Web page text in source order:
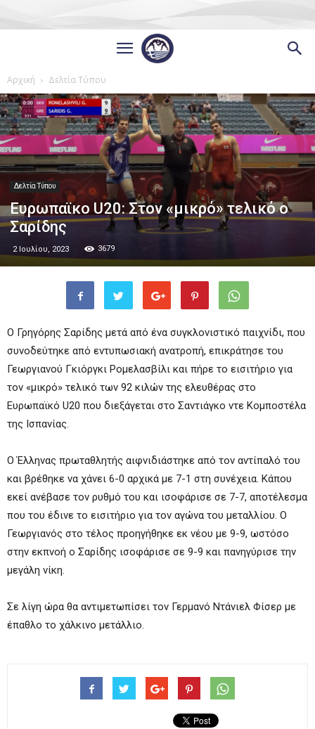
Αρχική Δελτία Τύπου
Δελτία Τύπου
Ευρωπαϊκο U20: Στον «μικρό» τελικό ο
Σαρίδης
2 Ιουλίου, 2023 3679
Ο Γρηγόρης Σαρίδης μετά από ένα συγκλονιστικό παιχνίδι, που
συνοδεύτηκε από εντυπωσιακή ανατροπή, επικράτησε του
Γεωργιανού Γκιόργκι Ρομελασβίλι και πήρε το εισιτήριο για
τον «μικρό» τελικό των 92 κιλών της ελευθέρας στο
Ευρωπαϊκό U20 που διεξάγεται στο Σαντιάγκο ντε Κομποστέλα
της Ισπανίας.
Ο Έλληνας πρωταθλητής αιφνιδιάστηκε από τον αντίπαλό του
και βρέθηκε να χάνει 6-0 αρχικά με 7-1 στη συνέχεια. Κάπου
εκεί ανέβασε τον ρυθμό του και ισοφάρισε σε 7-7, αποτέλεσμα
που του έδινε το εισιτήριο για τον αγώνα του μεταλλίου. Ο
Γεωργιανός στο τέλος προηγήθηκε εκ νέου με 9-9, ωστόσο
στην εκπνοή ο Σαρίδης ισοφάρισε σε 9-9 και πανηγύρισε την
μεγάλη νίκη.
Σε λίγη ώρα θα αντιμετωπίσει τον Γερμανό Ντάνιελ Φίσερ με
έπαθλο το χάλκινο μετάλλιο.